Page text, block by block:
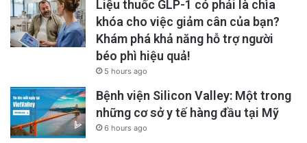
Liệu thuốc GLP-1 có phải là chìa
khóa cho việc giảm cân của bạn?
Khám phá khả năng hỗ trợ người
béo phì hiệu quả!
5 hours ago
Bệnh viện Silicon Valley: Một trong
những cơ sở y tế hàng đầu tại Mỹ
6 hours ago